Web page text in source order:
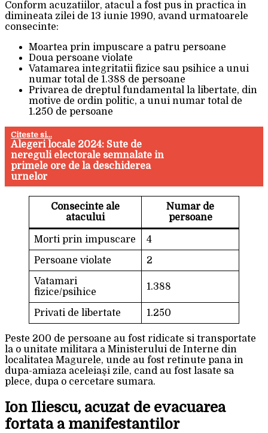
Conform acuzatiilor, atacul a fost pus in practica in
dimineata zilei de 13 iunie 1990, avand urmatoarele
consecinte:
Moartea prin impuscare a patru persoane
Doua persoane violate
Vatamarea integritatii fizice sau psihice a unui
numar total de 1.388 de persoane
Privarea de dreptul fundamental la libertate, din
motive de ordin politic, a unui numar total de
1.250 de persoane
Citeste si...
Alegeri locale 2024: Sute de
nereguli electorale semnalate in
primele ore de la deschiderea
urnelor
Consecinte ale
atacului
Numar de
persoane
Morti prin impuscare
4
Persoane violate
2
Vatamari
fizice/psihice
1.388
Privati de libertate 1.250
Peste 200 de persoane au fost ridicate si transportate
la o unitate militara a Ministerului de Interne din
localitatea Magurele, unde au fost retinute pana in
dupa-amiaza aceleiaşi zile, cand au fost lasate sa
plece, dupa o cercetare sumara.
Ion Iliescu, acuzat de evacuarea
fortata a manifestantilor